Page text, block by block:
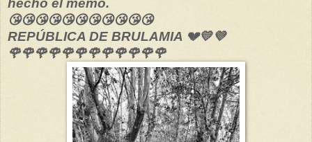
hecho el memo.
😘😘😘😘😘😘😘😘😘😘😘
REPÚBLICA DE BRULAMIA 💔💛💜
🌹🌹🌹🌹🌹🌹🌹🌹🌹🌹🌹🌹